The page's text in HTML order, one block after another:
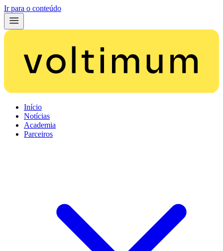
Ir para o conteúdo
Início
Notícias
Academia
Parceiros